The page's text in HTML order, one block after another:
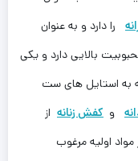
را دارد و به عنوان
بالایی دارد و یکی
به استایل های ست
و کفش زنانه از
اولیه مرغوب